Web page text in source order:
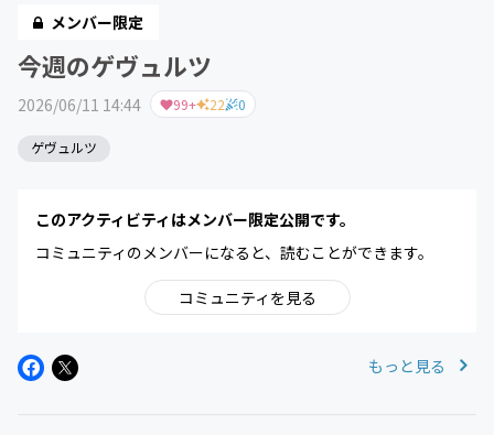
メンバー限定
今週のゲヴュルツ
2026/06/11 14:44 99+ 22 0
ゲヴュルツ
このアクティビティはメンバー限定公開です。
コミュニティのメンバーになると、読むことができます。
コミュニティを見る
もっと見る